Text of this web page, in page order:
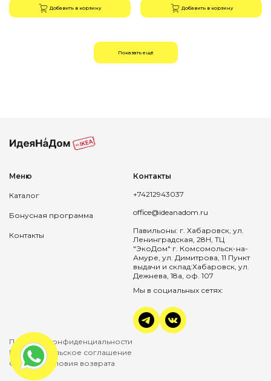
Добавить в корзину Добавить в корзину
Показать ещё
Меню
Каталог
Бонусная программа
Контакты
Контакты
+74212943037
office@ideanadom.ru
Павильоны: г. Хабаровск, ул.
Ленинградская, 28Н, ТЦ
"ЭкоДом" г. Комсомольск-на-
Амуре, ул. Димитрова, 11 Пункт
выдачи и склад:Хабаровск, ул.
Дежнева, 18а, оф. 107
Мы в социальных сетях:
Политика конфиденциальности
Пользовательское соглашение
Оплата и условия возврата